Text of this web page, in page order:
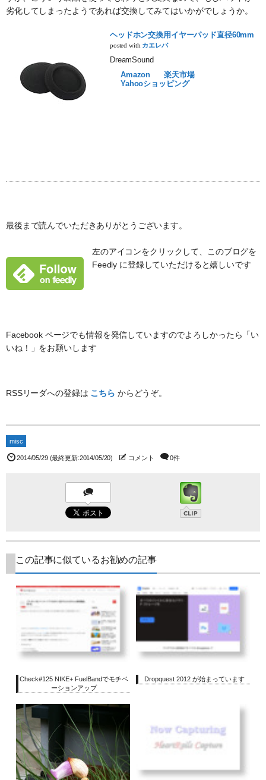
劣化してしまったようであれば交換してみてはいかがでしょうか。
ヘッドホン交換用イヤーパッド直径60mm
posted with カエレバ
DreamSound
Amazon
楽天市場
Yahooショッピング
最後まで読んでいただきありがとうございます。
左のアイコンをクリックして、このブログを
Feedly に登録していただけると嬉しいです
Facebook ページでも情報を発信していますのでよろしかったら「い
いね！」をお願いします
RSSリーダへの登録は こちら からどうぞ。
misc
2014/05/29(最終更新:2014/05/20) コメント 0件
この記事に似ているお勧めの記事
Check#125 NIKE+ FuelBandでモチベ
ーションアップ
Dropquest 2012 が始まっています